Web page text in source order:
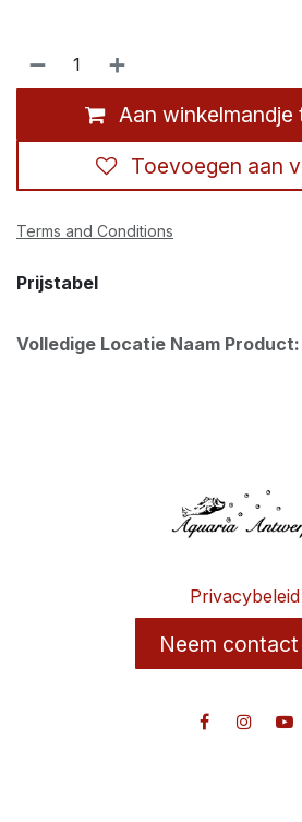
Aan
Toevoegen aan
Terms and Conditions
Prijstabel
Volledige Locatie Naam Product:
Privacybeleid
Neem